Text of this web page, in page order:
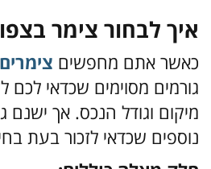
איך לבחור צימר
כאשר אתם מחפשים
גורמים מסוימים שכדאי
מיקום וגודל הנכס. אך ישנם
נוספים שכדאי לזכור בעת